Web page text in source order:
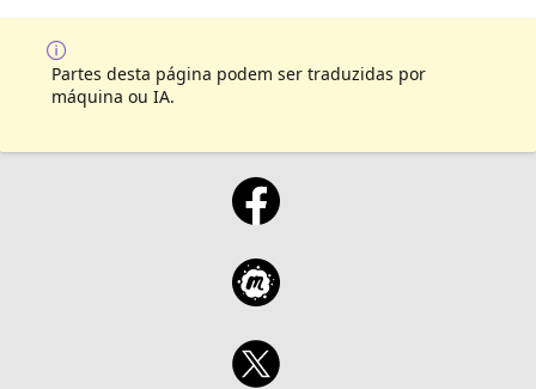
Partes desta página podem ser traduzidas por
máquina ou IA.